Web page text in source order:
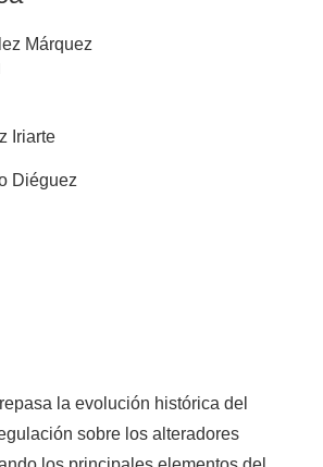
Márquez
Iriarte
Diéguez
la evolución histórica del
sobre los alteradores